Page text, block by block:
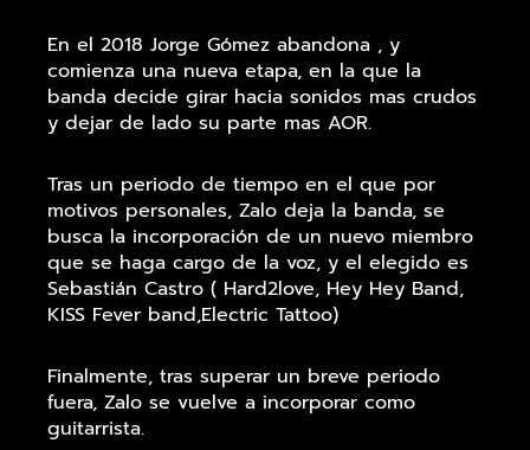
En el 2018 Jorge Gómez abandona , y
comienza una nueva etapa, en la que la
banda decide girar hacia sonidos mas crudos
y dejar de lado su parte mas AOR.
Tras un periodo de tiempo en el que por
motivos personales, Zalo deja la banda, se
busca la incorporación de un nuevo miembro
que se haga cargo de la voz, y el elegido es
Sebastián Castro ( Hard2love, Hey Hey Band,
KISS Fever band,Electric Tattoo)
Finalmente, tras superar un breve periodo
fuera, Zalo se vuelve a incorporar como
guitarrista.